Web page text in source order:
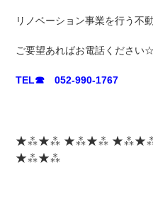
リノベーション事業を行う不
ご要望あればお電話ください☆
TEL☎ 052-990-1767
★⁂★⁂ ★⁂★⁂
★⁂★⁂